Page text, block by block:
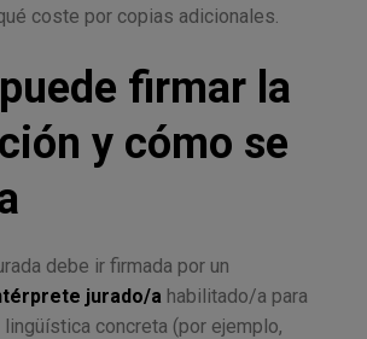
coste por copias adicionales.
firmar la
y cómo se
debe ir firmada por un
jurado/a habilitado/a para
lingüística concreta (por ejemplo,